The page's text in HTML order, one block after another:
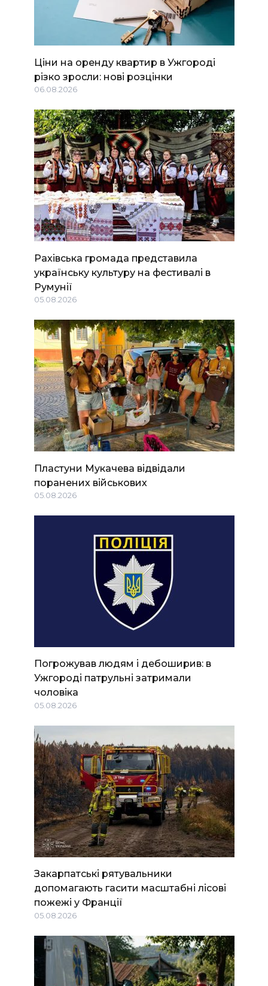
Ціни на оренду квартир в Ужгороді
різко зросли: нові розцінки
06.08.2026
Рахівська громада представила
українську культуру на фестивалі в
Румунії
05.08.2026
Пластуни Мукачева відвідали
поранених військових
05.08.2026
Погрожував людям і дебоширив: в
Ужгороді патрульні затримали
чоловіка
05.08.2026
Закарпатські рятувальники
допомагають гасити масштабні лісові
пожежі у Франції
05.08.2026